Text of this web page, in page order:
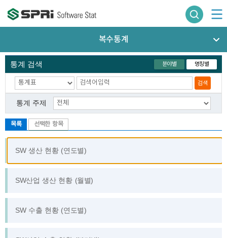
복수통계
통계 DB 서비스
통계 검색 분야별 명칭별
검색
통계 주제
목록 선택한 항목
SW 생산 현황 (연도별)
SW산업 생산 현황 (월별)
SW 수출 현황 (연도별)